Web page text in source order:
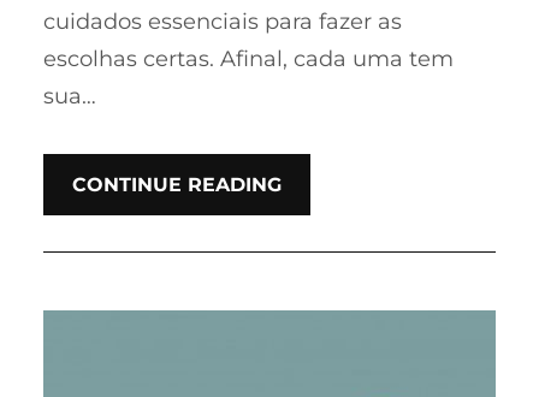
cuidados essenciais para fazer as
escolhas certas. Afinal, cada uma tem
sua…
CONTINUE READING